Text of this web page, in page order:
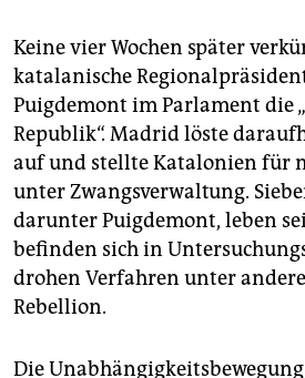
Keine vier Wochen später
katalanische
Puigdemont im Parlament die
Republik“. Madrid löste
auf und stellte Katalonien für
unter Zwangsverwaltung.
darunter Puigdemont, leben
befinden sich in
drohen Verfahren unter
Rebellion.
Die